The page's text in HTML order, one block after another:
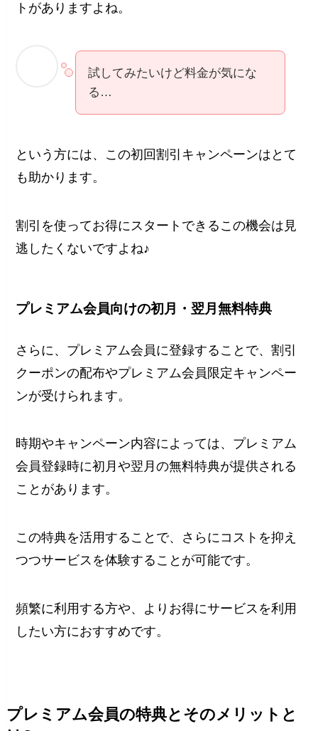
トがありますよね。
試してみたいけど料金が気にな
る…
という方には、この初回割引キャンペーンはとて
も助かります。
割引を使ってお得にスタートできるこの機会は見
逃したくないですよね♪
プレミアム会員向けの初月・翌月無料特典
さらに、プレミアム会員に登録することで、割引
クーポンの配布やプレミアム会員限定キャンペー
ンが受けられます。
時期やキャンペーン内容によっては、プレミアム
会員登録時に初月や翌月の無料特典が提供される
ことがあります。
この特典を活用することで、さらにコストを抑え
つつサービスを体験することが可能です。
頻繁に利用する方や、よりお得にサービスを利用
したい方におすすめです。
プレミアム会員の特典とそのメリットと